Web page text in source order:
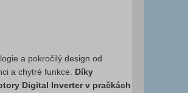
a pokročilý design od
a chytré funkce. Díky
Digital Inverter v pračkách